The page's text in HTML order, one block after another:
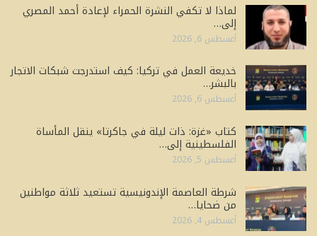
لماذا لا تكفي النشرة الحمراء لإعادة أحمد المصري
إلى…
أغسطس 6, 2026
خديعة العمل في تركيا: كيف استدرجت شبكات الاتجار
بالبشر…
أغسطس 6, 2026
كتاب «غزة: ذات ليلة في جاكرتا» ينقل المأساة
الفلسطينية إلى…
أغسطس 5, 2026
شرطة العاصمة الإندونيسية تستعيد ثلاثة مواطنين
من ضحايا…
أغسطس 4, 2026